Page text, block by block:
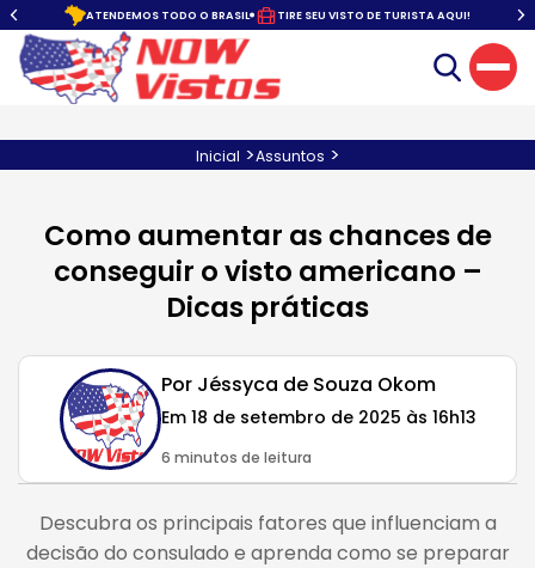
ATENDEMOS TODO O BRASIL TIRE SEU VISTO DE TURISTA AQUI!
Inicial >Assuntos >
Como aumentar as chances de
conseguir o visto americano –
Dicas práticas
Por Jéssyca de Souza Okom
Em 18 de setembro de 2025 às 16h13
6 minutos de leitura
Descubra os principais fatores que influenciam a
decisão do consulado e aprenda como se preparar